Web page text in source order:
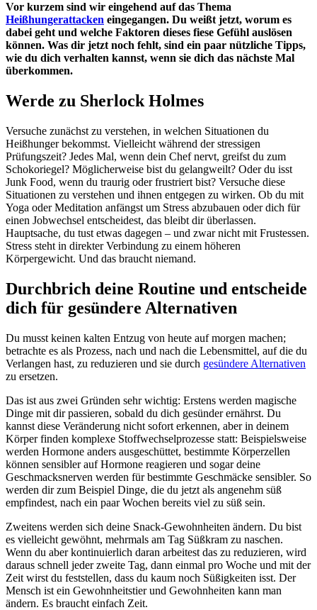
Vor kurzem sind wir eingehend auf das Thema
Heißhungerattacken eingegangen. Du weißt jetzt, worum es
dabei geht und welche Faktoren dieses fiese Gefühl auslösen
können. Was dir jetzt noch fehlt, sind ein paar nützliche Tipps,
wie du dich verhalten kannst, wenn sie dich das nächste Mal
überkommen.
Werde zu Sherlock Holmes
Versuche zunächst zu verstehen, in welchen Situationen du
Heißhunger bekommst. Vielleicht während der stressigen
Prüfungszeit? Jedes Mal, wenn dein Chef nervt, greifst du zum
Schokoriegel? Möglicherweise bist du gelangweilt? Oder du isst
Junk Food, wenn du traurig oder frustriert bist? Versuche diese
Situationen zu verstehen und ihnen entgegen zu wirken. Ob du mit
Yoga oder Meditation anfängst um Stress abzubauen oder dich für
einen Jobwechsel entscheidest, das bleibt dir überlassen.
Hauptsache, du tust etwas dagegen – und zwar nicht mit Frustessen.
Stress steht in direkter Verbindung zu einem höheren
Körpergewicht. Und das braucht niemand.
Durchbrich deine Routine und entscheide
dich für gesündere Alternativen
Du musst keinen kalten Entzug von heute auf morgen machen;
betrachte es als Prozess, nach und nach die Lebensmittel, auf die du
Verlangen hast, zu reduzieren und sie durch gesündere Alternativen
zu ersetzen.
Das ist aus zwei Gründen sehr wichtig: Erstens werden magische
Dinge mit dir passieren, sobald du dich gesünder ernährst. Du
kannst diese Veränderung nicht sofort erkennen, aber in deinem
Körper finden komplexe Stoffwechselprozesse statt: Beispielsweise
werden Hormone anders ausgeschüttet, bestimmte Körperzellen
können sensibler auf Hormone reagieren und sogar deine
Geschmacksnerven werden für bestimmte Geschmäcke sensibler. So
werden dir zum Beispiel Dinge, die du jetzt als angenehm süß
empfindest, nach ein paar Wochen bereits viel zu süß sein.
Zweitens werden sich deine Snack-Gewohnheiten ändern. Du bist
es vielleicht gewöhnt, mehrmals am Tag Süßkram zu naschen.
Wenn du aber kontinuierlich daran arbeitest das zu reduzieren, wird
daraus schnell jeder zweite Tag, dann einmal pro Woche und mit der
Zeit wirst du feststellen, dass du kaum noch Süßigkeiten isst. Der
Mensch ist ein Gewohnheitstier und Gewohnheiten kann man
ändern. Es braucht einfach Zeit.